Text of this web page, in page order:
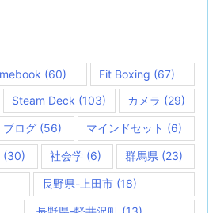
(60) Fit Boxing (67)
Steam Deck (103) カメラ (29)
ブログ (56) マインドセット (6)
(30) 社会学(6) 群馬県 (23)
長野県-上田市(18)